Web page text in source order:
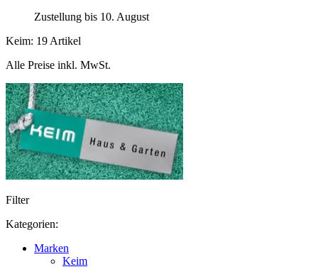
Zustellung bis 10. August
Keim: 19 Artikel
Alle Preise inkl. MwSt.
Filter
Kategorien:
Marken
Keim